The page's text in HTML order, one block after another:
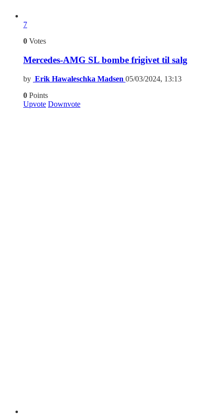
7
0 Votes
Mercedes-AMG SL bombe frigivet til salg
by Erik Hawaleschka Madsen 05/03/2024, 13:13
0 Points
Upvote Downvote